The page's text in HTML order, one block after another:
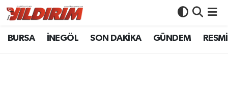
BURSA İNEGÖL SON DAKİKA GÜNDEM
BURSA
Bursa Nöbetçi Eczaneler